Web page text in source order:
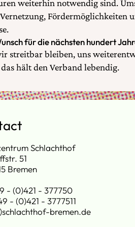
weiterhin notwendig sind.
Fördermöglichkeiten
für die nächsten hundert
streitbar bleiben, uns
das hält den Verband lebendig.
Schlachthof
51
Bremen
- (0)421 - 377750
- (0)421 - 3777511
bremen.de